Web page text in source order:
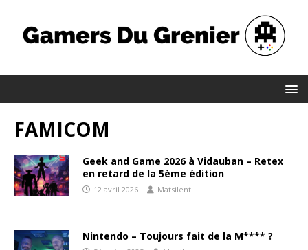
FAMICOM
Geek and Game 2026 à Vidauban – Retex
en retard de la 5ème édition
12 avril 2026 Matsilent
Nintendo – Toujours fait de la M**** ?